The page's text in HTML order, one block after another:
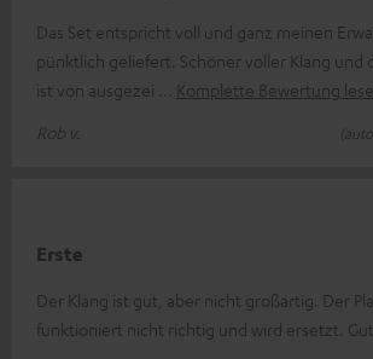
Das Set entspricht voll und ganz meinen
pünktlich geliefert. Schöner voller Klang und
ist von ausgezei
Komplette Bewertung
Rob v.
Erste
Der Klang ist gut, aber nicht großartig. Der
funktioniert nicht richtig und wird ersetzt. Gut